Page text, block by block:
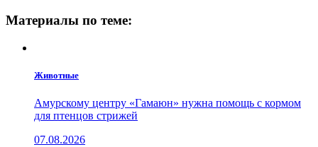
Материалы по теме:
Животные
Амурскому центру «Гамаюн» нужна помощь с кормом
для птенцов стрижей
07.08.2026